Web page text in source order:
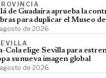
de Guadaíra aprueba la
para duplicar el Museo
de 2026
Cola elige Sevilla para
su nueva imagen global
de 2026